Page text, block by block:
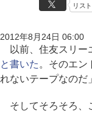
リスト
2012年8月24日 06:00
以前、住友スリー
と書いた 。そのエン
れないテープなのだ
そしてそろそろ、